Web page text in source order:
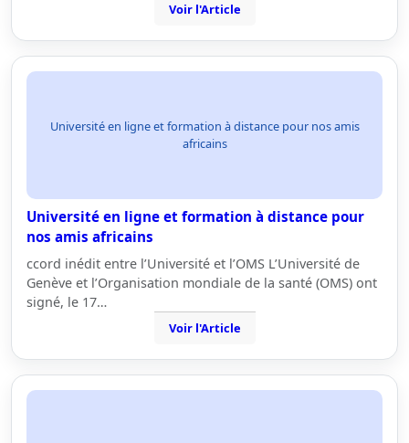
Voir l'Article
Université en ligne et formation à distance pour nos amis
africains
Université en ligne et formation à distance pour
nos amis africains
ccord inédit entre l’Université et l’OMS L’Université de
Genève et l’Organisation mondiale de la santé (OMS) ont
signé, le 17…
Voir l'Article